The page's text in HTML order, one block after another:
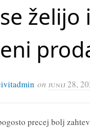
želijo
onjunij 28,
precej bolj